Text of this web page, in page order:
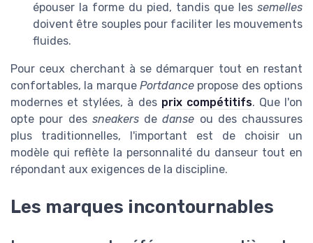
épouser la forme du pied, tandis que les semelles
doivent être souples pour faciliter les mouvements
fluides.
Pour ceux cherchant à se démarquer tout en restant
confortables, la marque Portdance propose des options
modernes et stylées, à des prix compétitifs. Que l'on
opte pour des sneakersdedanse ou des chaussures
plus traditionnelles, l'important est de choisir un
modèle qui reflète la personnalité du danseur tout en
répondant aux exigences de la discipline.
Les marques incontournables